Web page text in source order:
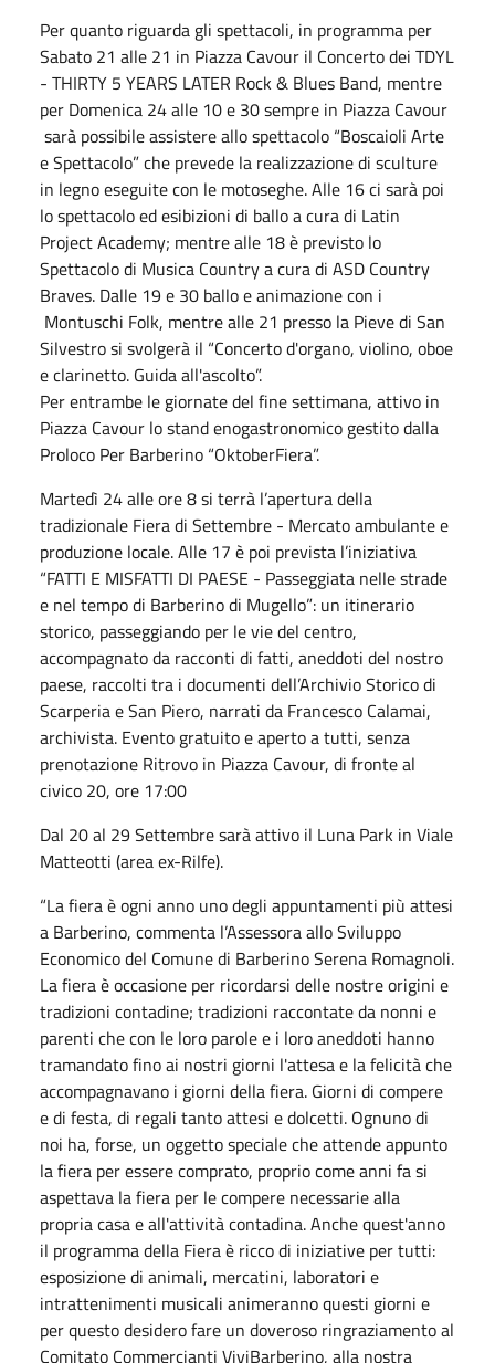
Per quanto riguarda gli spettacoli, in programma per
Sabato 21 alle 21 in Piazza Cavour il Concerto dei TDYL
- THIRTY 5 YEARS LATER Rock & Blues Band, mentre
per Domenica 24 alle 10 e 30 sempre in Piazza Cavour
sarà possibile assistere allo spettacolo “Boscaioli Arte
e Spettacolo” che prevede la realizzazione di sculture
in legno eseguite con le motoseghe. Alle 16 ci sarà poi
lo spettacolo ed esibizioni di ballo a cura di Latin
Project Academy; mentre alle 18 è previsto lo
Spettacolo di Musica Country a cura di ASD Country
Braves. Dalle 19 e 30 ballo e animazione con i
Montuschi Folk, mentre alle 21 presso la Pieve di San
Silvestro si svolgerà il “Concerto d'organo, violino, oboe
e clarinetto. Guida all'ascolto”.
Per entrambe le giornate del fine settimana, attivo in
Piazza Cavour lo stand enogastronomico gestito dalla
Proloco Per Barberino “OktoberFiera”.
Martedì 24 alle ore 8 si terrà l’apertura della
tradizionale Fiera di Settembre - Mercato ambulante e
produzione locale. Alle 17 è poi prevista l’iniziativa
“FATTI E MISFATTI DI PAESE - Passeggiata nelle strade
e nel tempo di Barberino di Mugello”: un itinerario
storico, passeggiando per le vie del centro,
accompagnato da racconti di fatti, aneddoti del nostro
paese, raccolti tra i documenti dell’Archivio Storico di
Scarperia e San Piero, narrati da Francesco Calamai,
archivista. Evento gratuito e aperto a tutti, senza
prenotazione Ritrovo in Piazza Cavour, di fronte al
civico 20, ore 17:00
Dal 20 al 29 Settembre sarà attivo il Luna Park in Viale
Matteotti (area ex-Rilfe).
“La fiera è ogni anno uno degli appuntamenti più attesi
a Barberino, commenta l’Assessora allo Sviluppo
Economico del Comune di Barberino Serena Romagnoli.
La fiera è occasione per ricordarsi delle nostre origini e
tradizioni contadine; tradizioni raccontate da nonni e
parenti che con le loro parole e i loro aneddoti hanno
tramandato fino ai nostri giorni l'attesa e la felicità che
accompagnavano i giorni della fiera. Giorni di compere
e di festa, di regali tanto attesi e dolcetti. Ognuno di
noi ha, forse, un oggetto speciale che attende appunto
la fiera per essere comprato, proprio come anni fa si
aspettava la fiera per le compere necessarie alla
propria casa e all'attività contadina. Anche quest'anno
il programma della Fiera è ricco di iniziative per tutti:
esposizione di animali, mercatini, laboratori e
intrattenimenti musicali animeranno questi giorni e
per questo desidero fare un doveroso ringraziamento al
Comitato Commercianti ViviBarberino, alla nostra